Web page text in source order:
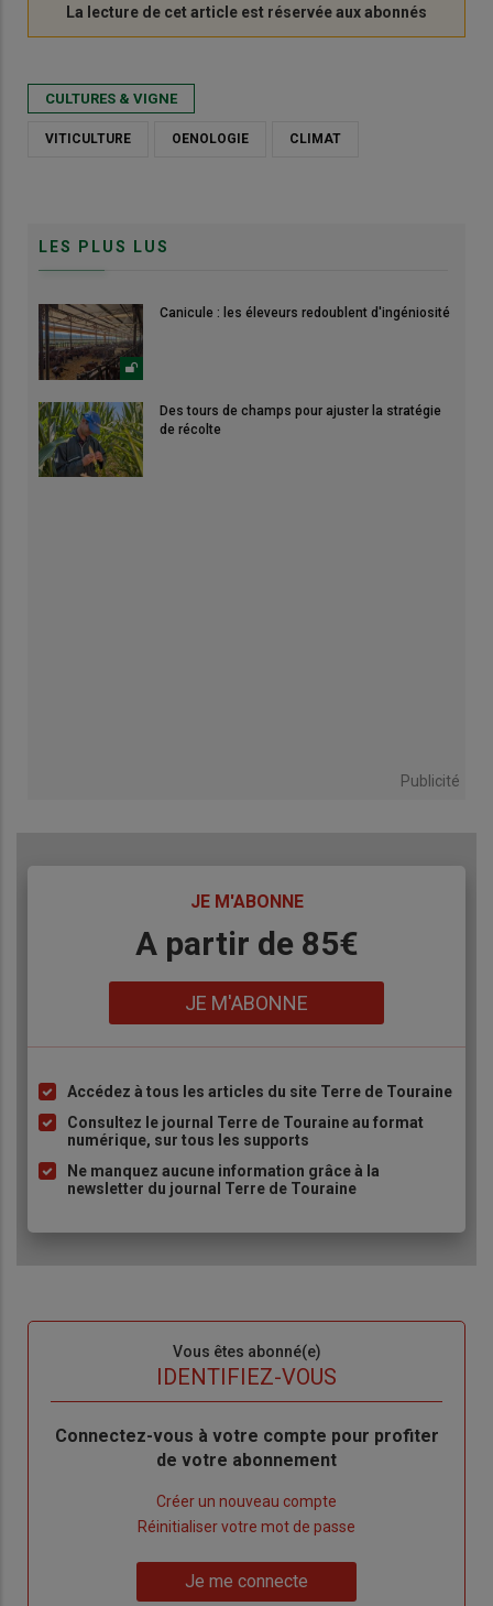
CULTURES & VIGNE
VITICULTURE OENOLOGIE CLIMAT
LES PLUS LUS
Canicule : les éleveurs redoublent d'ingéniosité
Des tours de champs pour ajuster la stratégie
de récolte
Publicité
JE M'ABONNE
A partir de 85€
JE M'ABONNE
Liste
à
puce
Accédez à tous les articles du site Terre de Touraine
Consultez le journal Terre de Touraine au format
numérique, sur tous les supports
Ne manquez aucune information grâce à la
newsletter du journal Terre de Touraine
Vous êtes abonné(e)
IDENTIFIEZ-VOUS
Body
Connectez-vous à votre compte pour profiter
de votre abonnement
Créer un nouveau compte
Réinitialiser votre mot de passe
Je me connecte